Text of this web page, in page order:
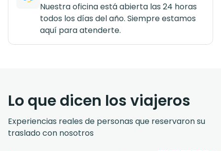
Nuestra oficina está abierta las 24 horas
todos los días del año. Siempre estamos
aquí para atenderte.
Lo que dicen los viajeros
Experiencias reales de personas que reservaron su
traslado con nosotros